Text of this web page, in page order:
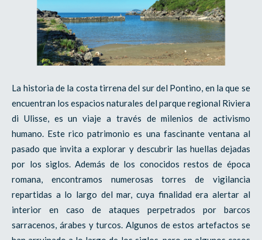
La historia de la costa tirrena del sur del Pontino, en la que se
encuentran los espacios naturales del parque regional Riviera
di Ulisse, es un viaje a través de milenios de activismo
humano. Este rico patrimonio es una fascinante ventana al
pasado que invita a explorar y descubrir las huellas dejadas
por los siglos. Además de los conocidos restos de época
romana, encontramos numerosas torres de vigilancia
repartidas a lo largo del mar, cuya finalidad era alertar al
interior en caso de ataques perpetrados por barcos
sarracenos, árabes y turcos. Algunos de estos artefactos se